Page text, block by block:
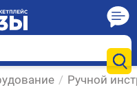
/ Ручной